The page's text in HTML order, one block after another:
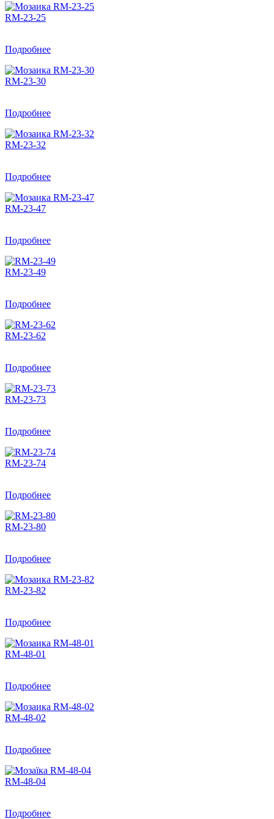
RM-23-25
Подробнее
RM-23-30
Подробнее
RM-23-32
Подробнее
RM-23-47
Подробнее
RM-23-49
Подробнее
RM-23-62
Подробнее
RM-23-73
Подробнее
RM-23-74
Подробнее
RM-23-80
Подробнее
RM-23-82
Подробнее
RM-48-01
Подробнее
RM-48-02
Подробнее
RM-48-04
Подробнее